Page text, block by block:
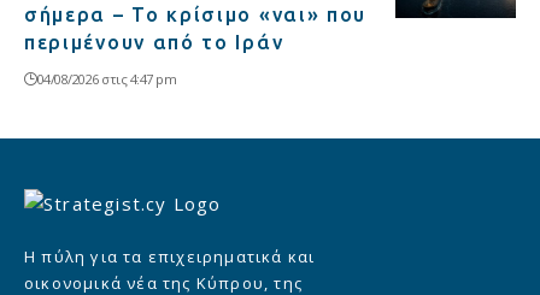
σήμερα – Το κρίσιμο «ναι» που
περιμένουν από το Ιράν
04/08/2026 στις 4:47 pm
Η πύλη για τα επιχειρηματικά και
οικονομικά νέα της Κύπρου, της